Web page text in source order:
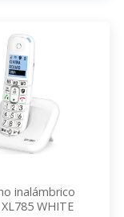
inalámbrico
WHITE